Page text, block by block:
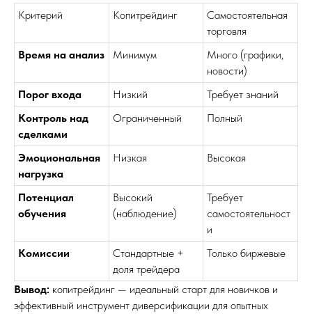
Критерий Копитрейдинг
Самостоятельная
торговля
Время на анализ
Минимум
Много (графики,
новости)
Порог входа
Низкий
Требует знаний
Контроль над
сделками
Ограниченный Полный
Эмоциональная
нагрузка
Низкая Высокая
Потенциал
обучения
Высокий
(наблюдение)
Требует
самостоятельност
и
Комиссии
Стандартные +
доля трейдера
Только биржевые
Вывод: копитрейдинг — идеальный старт для новичков и
эффективный инструмент диверсификации для опытных